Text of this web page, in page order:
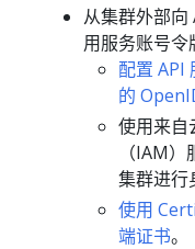
从集群外部
用服务账号令
配置 API
的
使用来自
（IAM
集群进行
使用
端证书。